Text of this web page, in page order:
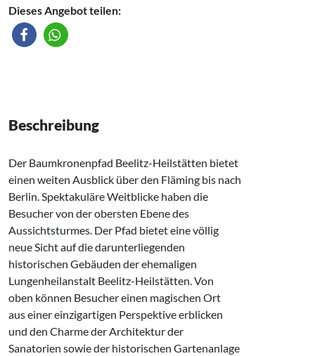
Dieses Angebot teilen:
Beschreibung
Der Baumkronenpfad Beelitz-Heilstätten bietet
einen weiten Ausblick über den Fläming bis nach
Berlin. Spektakuläre Weitblicke haben die
Besucher von der obersten Ebene des
Aussichtsturmes. Der Pfad bietet eine völlig
neue Sicht auf die darunterliegenden
historischen Gebäuden der ehemaligen
Lungenheilanstalt Beelitz-Heilstätten. Von
oben können Besucher einen magischen Ort
aus einer einzigartigen Perspektive erblicken
und den Charme der Architektur der
Sanatorien sowie der historischen Gartenanlage